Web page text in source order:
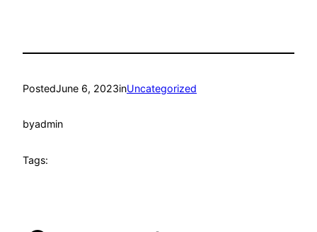
PostedJune 6, 2023inUncategorized
byadmin
Tags: